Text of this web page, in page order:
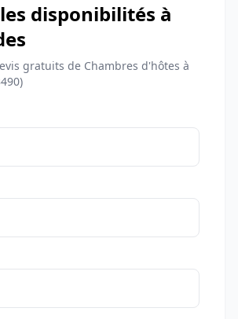
disponibilités à
gratuits de Chambres d'hôtes à